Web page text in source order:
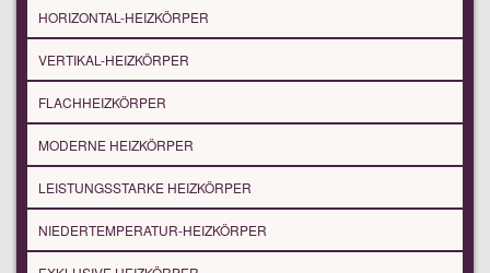
HORIZONTAL-HEIZKÖRPER
VERTIKAL-HEIZKÖRPER
FLACHHEIZKÖRPER
MODERNE HEIZKÖRPER
LEISTUNGSSTARKE HEIZKÖRPER
NIEDERTEMPERATUR-HEIZKÖRPER